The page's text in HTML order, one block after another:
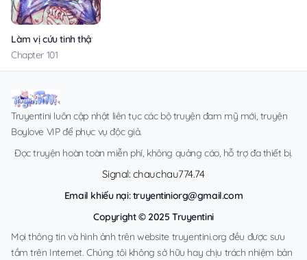
Làm vị cứu tinh thật dễ dàng
Chapter 101
Truyentini luôn cập nhật liên tục các bộ truyện đam mỹ mới, truyện
Boylove VIP để phục vụ độc giả.
Đọc truyện hoàn toàn miễn phí, không quảng cáo, hỗ trợ đa thiết bị.
Signal: chauchau774.74
Email khiếu nại:truyentiniorg@gmail.com
Copyright © 2025 Truyentini
Mọi thông tin và hình ảnh trên website truyentini.org đều được sưu
tầm trên Internet. Chúng tôi không sở hữu hay chịu trách nhiệm bản